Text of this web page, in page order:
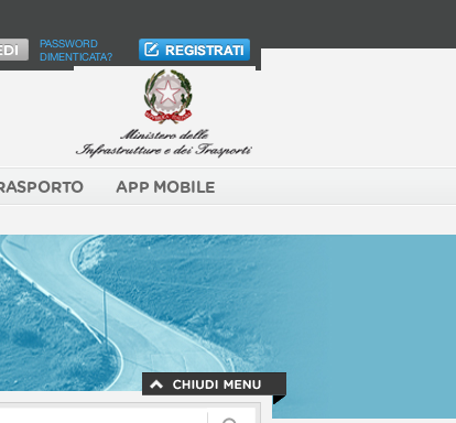
PASSWORD
DIMENTICATA?
APP MOBILE